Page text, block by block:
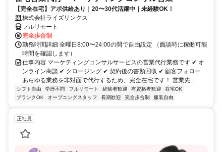
【完全在宅】アポ供給あり｜20〜30代活躍中｜未経験OK！
株式会社ライズリンクス
フルリモート
完全歩合制
勤務時間詳細 全曜日8:00〜24:00の間で自由設定 （面談時に稼働可能
時間を確認します）
仕事内容 マーケティングコンサルサービスの営業代行業務です ✔ オ
ンライン商談 ✔ クロージング ✔ 契約後の書類回収 ✔ 顧客フォロー
あらゆる業務を非対面で代行するため、完全在宅です！ 営業先...
シフト自由 学歴不問 フルリモート 経験者歓迎 有資格者歓迎
在宅OK
ブランクOK
オープニングスタッフ 長期歓迎 完全歩合制 服装自由
正社員